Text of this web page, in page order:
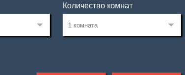
Количество комнат